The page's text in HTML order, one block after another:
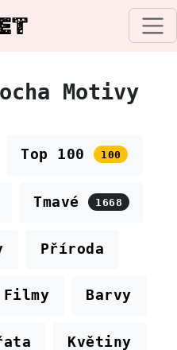
Motivy
Top 100 100
Tmavé 1668
Příroda
Filmy Barvy
Květiny